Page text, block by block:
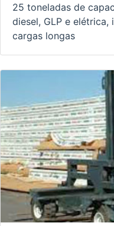
25 toneladas de
diesel, GLP e
cargas longas